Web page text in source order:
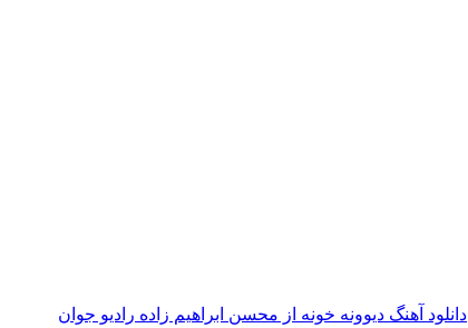
دانلود آهنگ دیوونه خونه از محسن ابراهیم زاده رادیو جوان